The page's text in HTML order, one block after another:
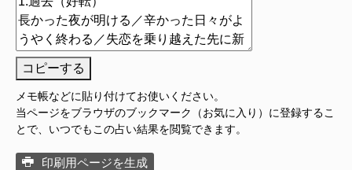
コピーする
メモ帳などに貼り付けてお使いください。
当ページをブラウザのブックマーク（お気に入り）に登録するこ
とで、いつでもこの占い結果を閲覧できます。
印刷用ページを生成